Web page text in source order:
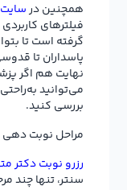
همچنین در
فیلترهای
گرفته است تا
پاسداران تا
نهایت هم اگر
می‌توانید
بررسی کنید.
مراحل نوبت
رزرو نوبت
سنتر، تنها چند